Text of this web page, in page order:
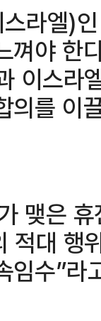
라엘)
껴야 한
이스라
의를 이
맺은
적대 행
임수”라